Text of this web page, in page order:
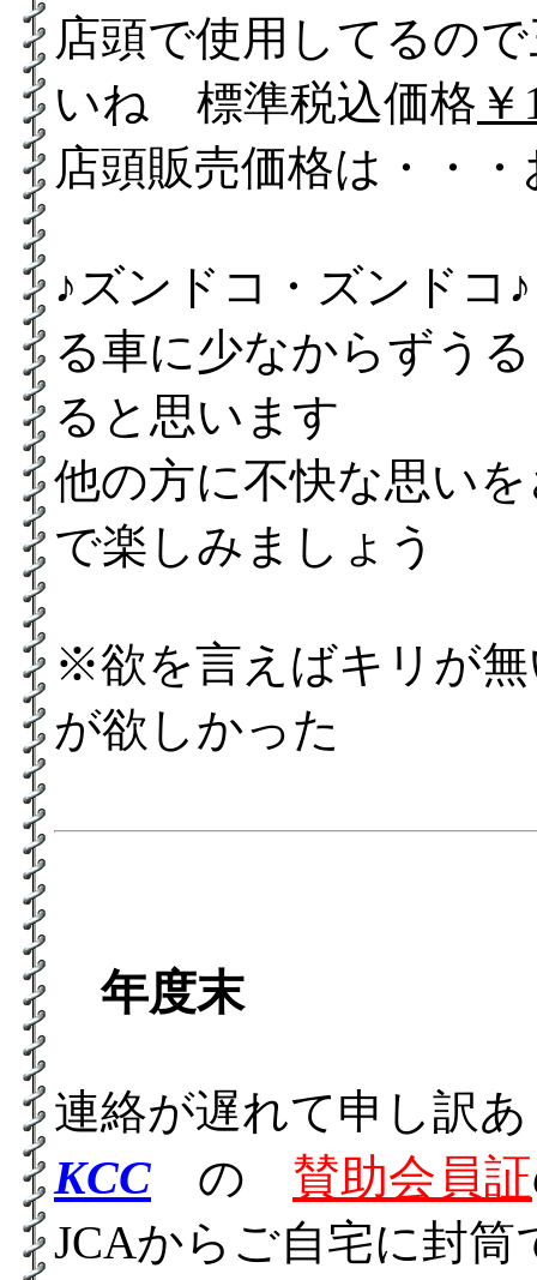
店頭で使用してるの
いね 標準税込価格
店頭販売価格は・・
♪ズンドコ・ズンドコ
る車に少なからずう
ると思います
他の方に不快な思い
で楽しみましょう
※欲を言えばキリが
が欲しかった
年度末
連絡が遅れて申し訳
KCC の 賛助会員証
JCAからご自宅に封